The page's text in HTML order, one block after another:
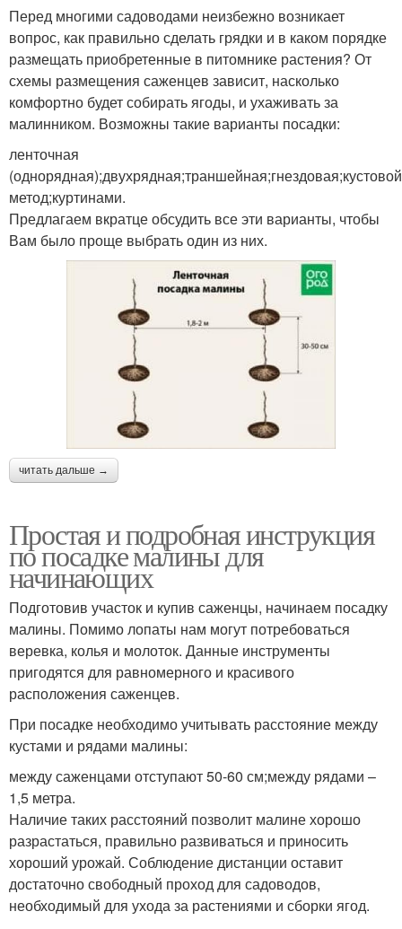
Перед многими садоводами неизбежно возникает
вопрос, как правильно сделать грядки и в каком порядке
размещать приобретенные в питомнике растения? От
схемы размещения саженцев зависит, насколько
комфортно будет собирать ягоды, и ухаживать за
малинником. Возможны такие варианты посадки:
ленточная
(однорядная);двухрядная;траншейная;гнездовая;кустовой
метод;куртинами.
Предлагаем вкратце обсудить все эти варианты, чтобы
Вам было проще выбрать один из них.
читать дальше →
Простая и подробная инструкция
по посадке малины для
начинающих
Подготовив участок и купив саженцы, начинаем посадку
малины. Помимо лопаты нам могут потребоваться
веревка, колья и молоток. Данные инструменты
пригодятся для равномерного и красивого
расположения саженцев.
При посадке необходимо учитывать расстояние между
кустами и рядами малины:
между саженцами отступают 50-60 см;между рядами –
1,5 метра.
Наличие таких расстояний позволит малине хорошо
разрастаться, правильно развиваться и приносить
хороший урожай. Соблюдение дистанции оставит
достаточно свободный проход для садоводов,
необходимый для ухода за растениями и сборки ягод.